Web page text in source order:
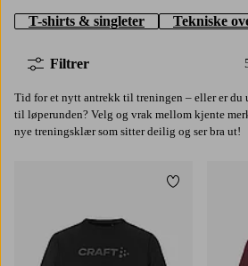
T-shirts & singleter Tekniske
Filtrer
Tid for et nytt antrekk til treningen – eller er du
til løperunden? Velg og vrak mellom kjente
nye treningsklær som sitter deilig og ser bra ut!
Legg til